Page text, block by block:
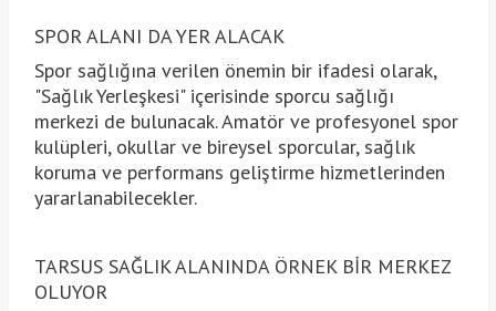
SPOR ALANI DA YER ALACAK
Spor sağlığına verilen önemin bir ifadesi olarak,
"Sağlık Yerleşkesi" içerisinde sporcu sağlığı
merkezi de bulunacak. Amatör ve profesyonel spor
kulüpleri, okullar ve bireysel sporcular, sağlık
koruma ve performans geliştirme hizmetlerinden
yararlanabilecekler.
TARSUS SAĞLIK ALANINDA ÖRNEK BİR MERKEZ
OLUYOR